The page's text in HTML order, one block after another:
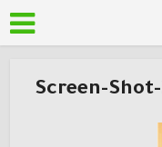
Screen-